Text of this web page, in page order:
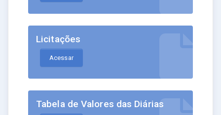
Licitações
Acessar
Tabela de Valores das Diárias